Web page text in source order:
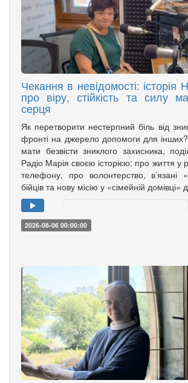
Чекання в невідомості: історія
про віру, стійкість та силу
серця
Як перетворити нестерпний біль від
фронті на джерело допомоги для
мати безвісти зниклого захисника,
Радіо Марія своєю історією: про життя у
телефону, про волонтерство, в’язані
бійців та нову місію у «сімейній домівці»
2026-08-06 00:00:00